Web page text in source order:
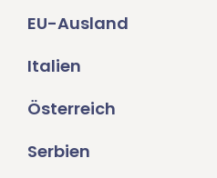
EU-Ausland
Italien
Österreich
Serbien